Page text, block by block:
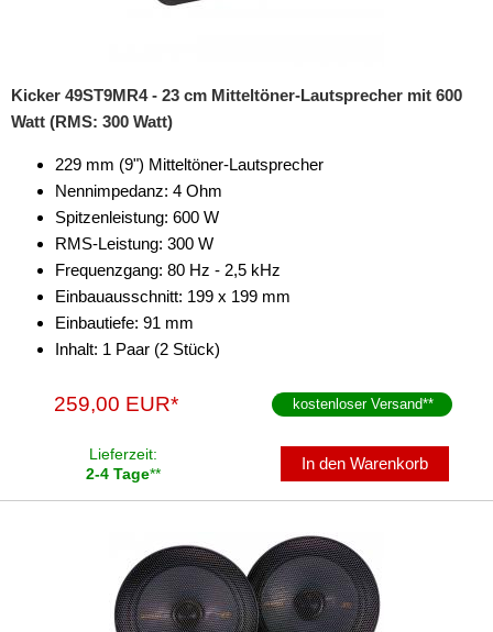
Kicker 49ST9MR4 - 23 cm Mitteltöner-Lautsprecher mit 600
Watt (RMS: 300 Watt)
229 mm (9") Mitteltöner-Lautsprecher
Nennimpedanz: 4 Ohm
Spitzenleistung: 600 W
RMS-Leistung: 300 W
Frequenzgang: 80 Hz - 2,5 kHz
Einbauausschnitt: 199 x 199 mm
Einbautiefe: 91 mm
Inhalt: 1 Paar (2 Stück)
259,00 EUR* kostenloser Versand**
Lieferzeit:
2-4 Tage**
In den Warenkorb